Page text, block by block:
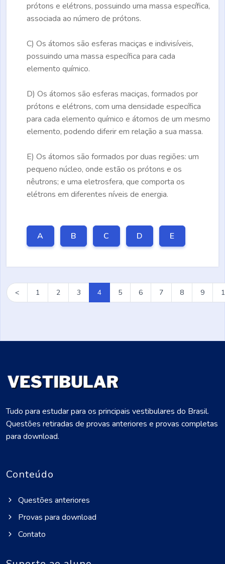
prótons e elétrons, possuindo uma massa específica,
associada ao número de prótons.
C) Os átomos são esferas maciças e indivisíveis,
possuindo uma massa específica para cada
elemento químico.
D) Os átomos são esferas maciças, formados por
prótons e elétrons, com uma densidade específica
para cada elemento químico e átomos de um mesmo
elemento, podendo diferir em relação a sua massa.
E) Os átomos são formados por duas regiões: um
pequeno núcleo, onde estão os prótons e os
nêutrons; e uma eletrosfera, que comporta os
elétrons em diferentes níveis de energia.
A B C D E
< 1 2 3 4 5 6 7 8 9
Tudo para estudar para os principais vestibulares do Brasil.
Questões retiradas de provas anteriores e provas completas
para download.
Conteúdo
Questões anteriores
Provas para download
Contato